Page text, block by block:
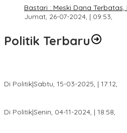
Bastari : Meski Dana
Jumat, 26-07-2024, | 09:53,
Politik Terbaru
Di Politik|Sabtu, 15-03-2025, | 17:12,
Di Politik|Senin, 04-11-2024, | 18:58,